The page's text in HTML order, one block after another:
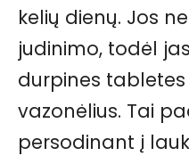
kelių dienų. Jos
judinimo, todėl
durpines
vazonėlius. Tai
persodinant į